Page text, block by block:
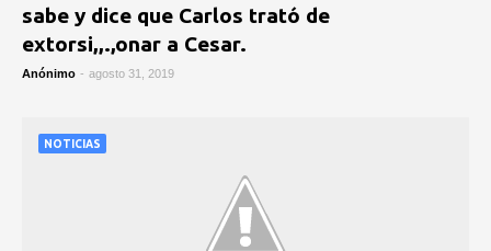
sabe y dice que Carlos trató de
extorsi,,.,onar a Cesar.
Anónimo - agosto 31, 2019
NOTICIAS